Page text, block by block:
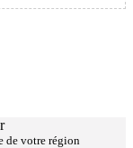
de votre région